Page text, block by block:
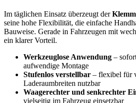
Im täglichen Einsatz überzeugt der
seine hohe Flexibilität, die einfache
Bauweise. Gerade in Fahrzeugen mit
ein klarer Vorteil.
Werkzeuglose Anwendung –
aufwendige Montage
Stufenlos verstellbar – flexibel für
Laderaumbreiten nutzbar
Waagerechter und senkrechter
vielseitig im Fahrzeug einsetzbar